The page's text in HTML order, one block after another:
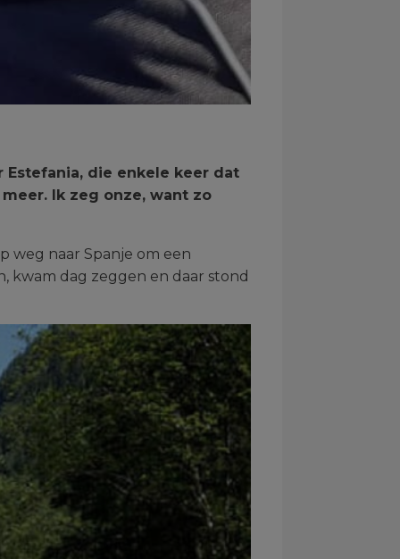
die enkele keer dat
Ik zeg onze, want zo
weg naar Spanje om een
kwam dag zeggen en daar stond